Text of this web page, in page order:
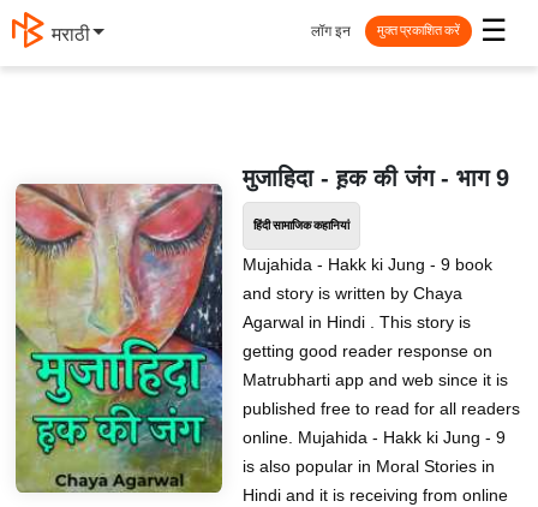
मराठी ☰
लॉग इन मुक्त प्रकाशित करें
मुजाहिदा - ह़क की जंग - भाग 9
हिंदी सामाजिक कहानियां
Mujahida - Hakk ki Jung - 9 book
and story is written by Chaya
Agarwal in Hindi . This story is
getting good reader response on
Matrubharti app and web since it is
published free to read for all readers
online. Mujahida - Hakk ki Jung - 9
is also popular in Moral Stories in
Hindi and it is receiving from online